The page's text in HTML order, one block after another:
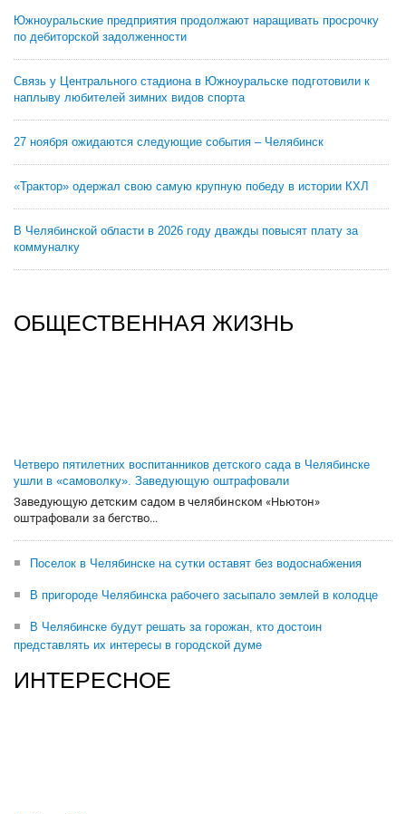
Южноуральские предприятия продолжают наращивать просрочку
по дебиторской задолженности
Связь у Центрального стадиона в Южноуральске подготовили к
наплыву любителей зимних видов спорта
27 ноября ожидаются следующие события – Челябинск
«Трактор» одержал свою самую крупную победу в истории КХЛ
В Челябинской области в 2026 году дважды повысят плату за
коммуналку
ОБЩЕСТВЕННАЯ ЖИЗНЬ
Четверо пятилетних воспитанников детского сада в Челябинске
ушли в «самоволку». Заведующую оштрафовали
Заведующую детским садом в челябинском «Ньютон»
оштрафовали за бегство...
Поселок в Челябинске на сутки оставят без водоснабжения
В пригороде Челябинска рабочего засыпало землей в колодце
В Челябинске будут решать за горожан, кто достоин
представлять их интересы в городской думе
ИНТЕРЕСНОЕ